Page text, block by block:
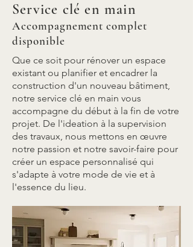
Service clé en main
Accompagnementcomplet
disponible
Que ce soit pour rénover un espace
existant ou planifier et encadrer la
construction d'un nouveau bâtiment,
notre service clé en main vous
accompagne du début à la fin de votre
projet. De l'ideation à la supervision
des travaux, nous mettons en œuvre
notre passion et notre savoir-faire pour
créer un espace personnalisé qui
s'adapte à votre mode de vie et à
l'essence du lieu.